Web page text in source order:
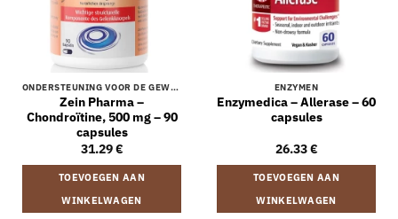
ONDERSTEUNING VOOR DE GEWRICHTEN
Zein Pharma –
Chondroïtine, 500 mg – 90
capsules
31.29€
TOEVOEGEN AAN
WINKELWAGEN
ENZYMEN
Enzymedica – Allerase – 60
capsules
26.33€
TOEVOEGEN AAN
WINKELWAGEN